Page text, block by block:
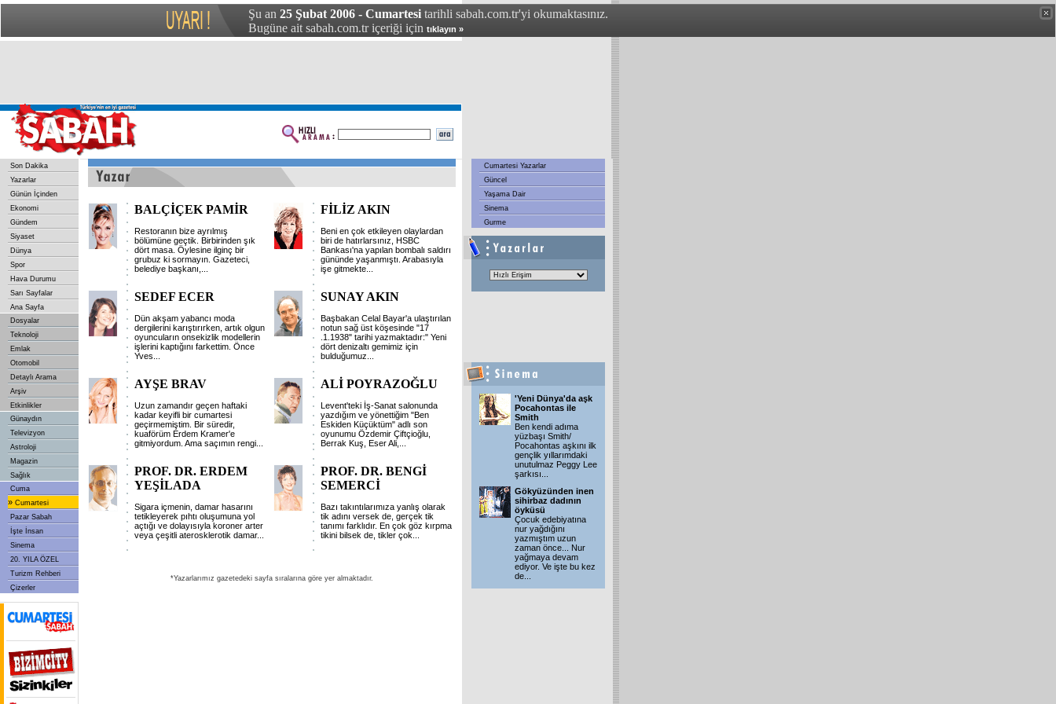
Şu an 25 Şubat 2006 - Cumartesi tarihli sabah.com.tr'yi okumaktasınız.
Bugüne ait sabah.com.tr içeriği için tıklayın »
Son Dakika
Yazarlar
Günün İçinden
Ekonomi
Gündem
Siyaset
Dünya
Spor
Hava Durumu
Sarı Sayfalar
Ana Sayfa
Dosyalar
Teknoloji
Emlak
Otomobil
Detaylı Arama
Arşiv
Etkinlikler
Günaydın
Televizyon
Astroloji
Magazin
Sağlık
Cuma
» Cumartesi
Pazar Sabah
İşte İnsan
Sinema
20. YILA ÖZEL
Turizm Rehberi
Çizerler
BALÇİÇEK PAMİR
Restoranın bize ayrılmış
bölümüne geçtik. Birbirinden şık
dört masa. Öylesine ilginç bir
grubuz ki sormayın. Gazeteci,
belediye başkanı,
FİLİZ AKIN
Beni en çok etkileyen olaylardan
biri de hatırlarsınız, HSBC
Bankası'na yapılan bombalı saldırı
gününde yaşanmıştı. Arabasıyla
işe gitmekte
SEDEF ECER
Dün akşam yabancı moda
dergilerini karıştırırken, artık olgun
oyuncuların onsekizlik modellerin
işlerini kaptığını farkettim. Önce
Yves
SUNAY AKIN
Başbakan Celal Bayar'a ulaştırılan
notun sağ üst köşesinde "17
.1.1938" tarihi yazmaktadır:" Yeni
dört denizaltı gemimiz için
bulduğumuz
AYŞE BRAV
Uzun zamandır geçen haftaki
kadar keyifli bir cumartesi
geçirmemiştim. Bir süredir,
kuaförüm Erdem Kramer'e
gitmiyordum. Ama saçımın rengi
ALİ POYRAZOĞLU
Levent'teki İş-Sanat salonunda
yazdığım ve yönettiğim "Ben
Eskiden Küçüktüm" adlı son
oyunumu Özdemir Çiftçioğlu,
Berrak Kuş, Eser Ali,
PROF. DR. ERDEM
YEŞİLADA
Sigara içmenin, damar hasarını
tetikleyerek pıhtı oluşumuna yol
açtığı ve dolayısıyla koroner arter
veya çeşitli aterosklerotik damar...
PROF. DR. BENGİ
SEMERCİ
Bazı takıntılarımıza yanlış olarak
tik adını versek de, gerçek tik
tanımı farklıdır. En çok göz kırpma
tikini bilsek de, tikler çok
*Yazarlarımız gazetedeki sayfa sıralarına göre yer almaktadır.
Cumartesi Yazarlar
Güncel
Yaşama Dair
Sinema
Gurme
'Yeni Dünya'da aşk
Pocahontas ile
Smith
Ben kendi adıma
yüzbaşı Smith/
Pocahontas aşkını ilk
gençlik yıllarımdaki
unutulmaz Peggy Lee
şarkısı
Gökyüzünden inen
sihirbaz dadının
öyküsü
Çocuk edebiyatına
nur yağdığını
yazmıştım uzun
zaman önce... Nur
yağmaya devam
ediyor. Ve işte bu kez
de